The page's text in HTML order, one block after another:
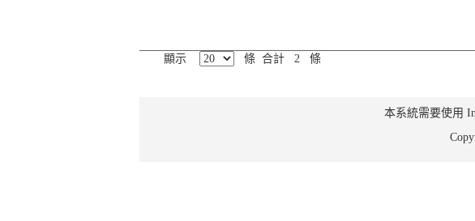
顯示
條 合計 2 條
本系統需要使用